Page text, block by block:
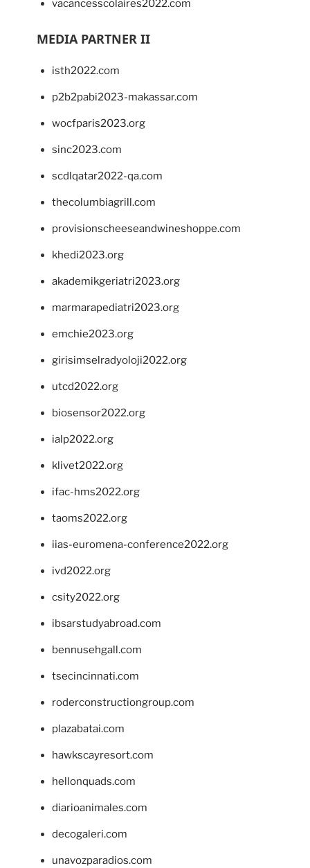
vacancesscolaires2022.com
MEDIA PARTNER II
isth2022.com
p2b2pabi2023-makassar.com
wocfparis2023.org
sinc2023.com
scdlqatar2022-qa.com
thecolumbiagrill.com
provisionscheeseandwineshoppe.com
khedi2023.org
akademikgeriatri2023.org
marmarapediatri2023.org
emchie2023.org
girisimselradyoloji2022.org
utcd2022.org
biosensor2022.org
ialp2022.org
klivet2022.org
ifac-hms2022.org
taoms2022.org
iias-euromena-conference2022.org
ivd2022.org
csity2022.org
ibsarstudyabroad.com
bennusehgall.com
tsecincinnati.com
roderconstructiongroup.com
plazabatai.com
hawkscayresort.com
hellonquads.com
diarioanimales.com
decogaleri.com
unavozparadios.com